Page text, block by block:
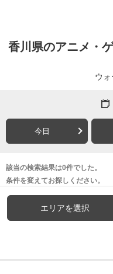
香川県のアニメ・
ウ
今日
該当の検索結果は0件でした。
条件を変えてお探しください。
エリアを選択